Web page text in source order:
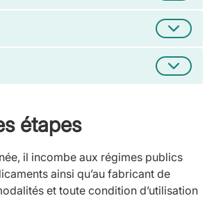
étapes
il incombe aux régimes publics
ainsi qu’au fabricant de
et toute condition d’utilisation